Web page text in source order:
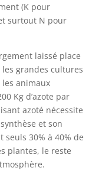
(K pour
surtout N pour
laissé place
grandes cultures
animaux
Kg d’azote par
azoté nécessite
et son
30% à 40% de
plantes, le reste